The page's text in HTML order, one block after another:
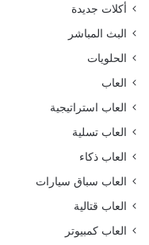
أكلات جديدة
البث المباشر
الحلويات
العاب
العاب استراتيجية
العاب تسلية
العاب ذكاء
العاب سباق سيارات
العاب قتالية
العاب كمبيوتر